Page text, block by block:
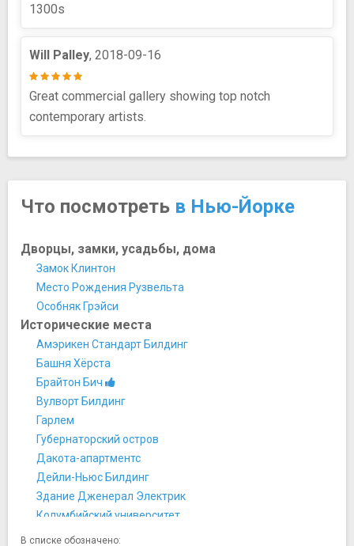
1300s
Will Palley, 2018-09-16
Great commercial gallery showing top notch
contemporary artists.
Что посмотреть в Нью-Йорке
Дворцы, замки, усадьбы, дома
Замок Клинтон
Место Рождения Рузвельта
Особняк Грэйси
Исторические места
Амэрикен Стандарт Билдинг
Башня Хёрста
Брайтон Бич
Вулворт Билдинг
Гарлем
Губернаторский остров
Дакота-апартментс
Дейли-Ньюс Билдинг
Здание Дженерал Электрик
Колумбийский университет
Крайслер-билдинг
В списке обозначено: